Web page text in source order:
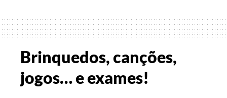
ao
conhecimento
Brinquedos, canções,
jogos… e exames!